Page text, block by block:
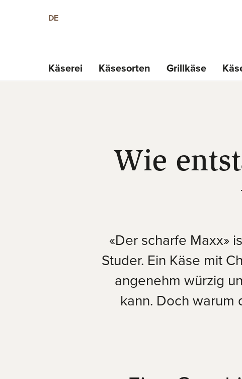
Käserei Käsesorten Grillkäse
DE
Wie
«Der scharfe Maxx»
Studer. Ein Käse mit
angenehm würzig
kann. Doch warum